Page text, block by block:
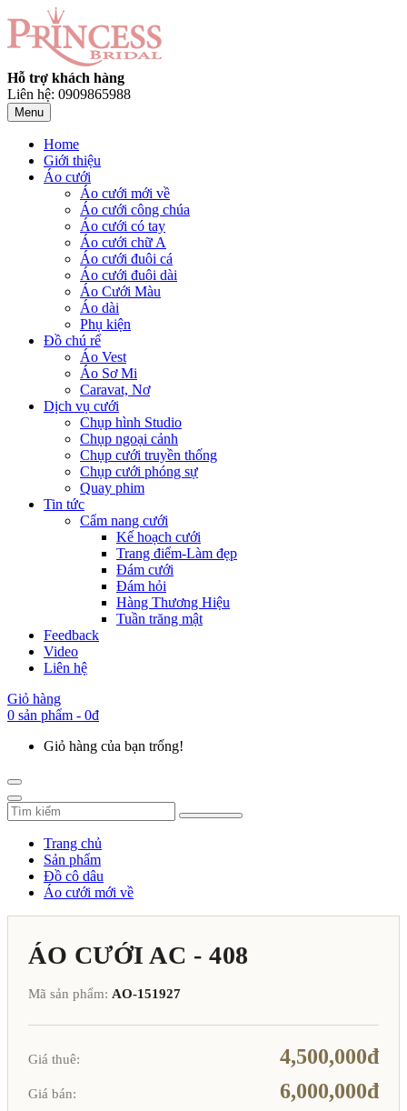
Hỗ trợ khách hàng
Liên hệ: 0909865988
Menu
Home
Giới thiệu
Áo cưới
Áo cưới mới về
Áo cưới công chúa
Áo cưới có tay
Áo cưới chữ A
Áo cưới đuôi cá
Áo cưới đuôi dài
Áo Cưới Màu
Áo dài
Phụ kiện
Đồ chú rể
Áo Vest
Áo Sơ Mi
Caravat, Nơ
Dịch vụ cưới
Chụp hình Studio
Chụp ngoại cảnh
Chụp cưới truyền thống
Chụp cưới phóng sự
Quay phim
Tin tức
Cẩm nang cưới
Kế hoạch cưới
Trang điểm-Làm đẹp
Đám cưới
Đám hỏi
Hàng Thương Hiệu
Tuần trăng mật
Feedback
Video
Liên hệ
Giỏ hàng
0 sản phẩm - 0đ
Giỏ hàng của bạn trống!
Trang chủ
Sản phẩm
Đồ cô dâu
Áo cưới mới về
ÁO CƯỚI AC - 408
Mã sản phẩm: AO-151927
Giá thuê: 4,500,000đ
Giá bán: 6,000,000đ